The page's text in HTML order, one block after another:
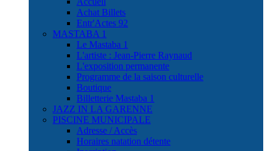
Achat Billets
Entr'Actes 92
MASTABA 1
Le Mastaba 1
L'artiste : Jean-Pierre Raynaud
L'exposition permanente
Programme de la saison culturelle
Boutique
Billetterie Mastaba 1
JAZZ IN LA GARENNE
PISCINE MUNICIPALE
Adresse / Accès
Horaires natation détente